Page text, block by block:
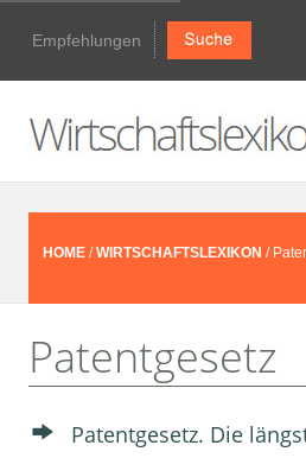
Empfehlungen
HOME /WIRTSCHAFTSLEXIKON /
Patentgesetz
Patentgesetz. Die